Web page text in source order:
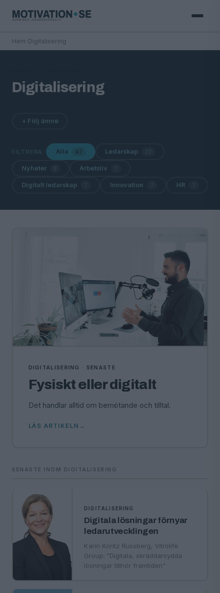
Hem Digitalisering
Digitalisering
+ Följ ämne
FILTRERA: Alla 47 Ledarskap
Nyheter Arbetsliv
Digitalt ledarskap Innovation HR
DIGITALISERING · SENASTE
Fysiskt eller digitalt
Det handlar alltid om bemötande och tilltal.
LÄS ARTIKELN
SENASTE INOM DIGITALISERING
DIGITALISERING
Digitala lösningar förnyar
ledarutvecklingen
Karin Koritz Russberg, Vitrolife
Group: ”Digitala, skräddarsydda
lösningar tillhör framtiden”